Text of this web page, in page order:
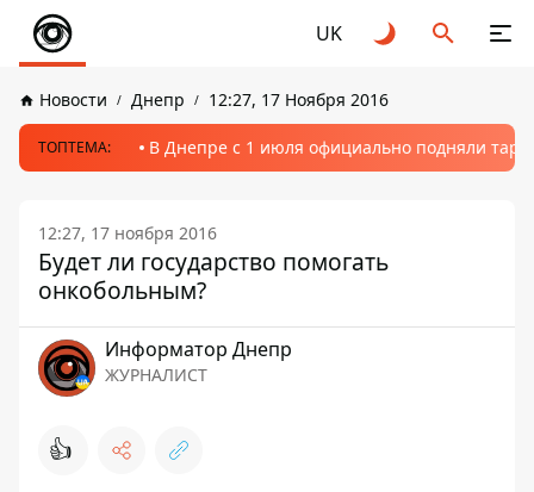
UK
Новости Днепр 12:27, 17 Ноября 2016
ТОПТЕМА: В Днепре с 1 июля официально подняли
12:27, 17 ноября 2016
Будет ли государство помогать
онкобольным?
Информатор Днепр
ЖУРНАЛИСТ
👍